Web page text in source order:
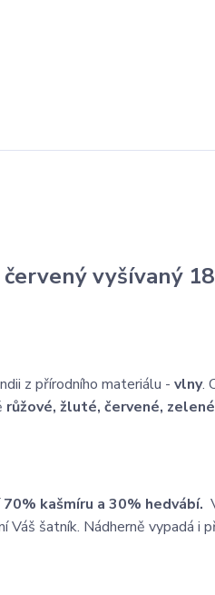
vyšívaný
z přírodního materiálu - vlny.
růžové, žluté, červené,
70% kašmíru a 30% hedvábí.
šatník. Nádherně vypadá i